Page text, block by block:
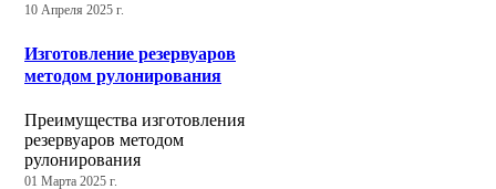
10 Апреля 2025 г.
Изготовление резервуаров
методом рулонирования
Преимущества изготовления
резервуаров методом
рулонирования
01 Марта 2025 г.